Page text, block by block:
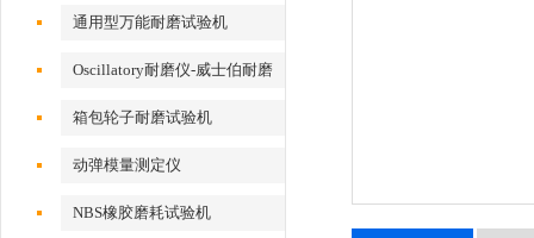
通用型万能耐磨试验机
Oscillatory耐磨仪-威士伯耐磨
试验机
箱包轮子耐磨试验机
动弹模量测定仪
NBS橡胶磨耗试验机